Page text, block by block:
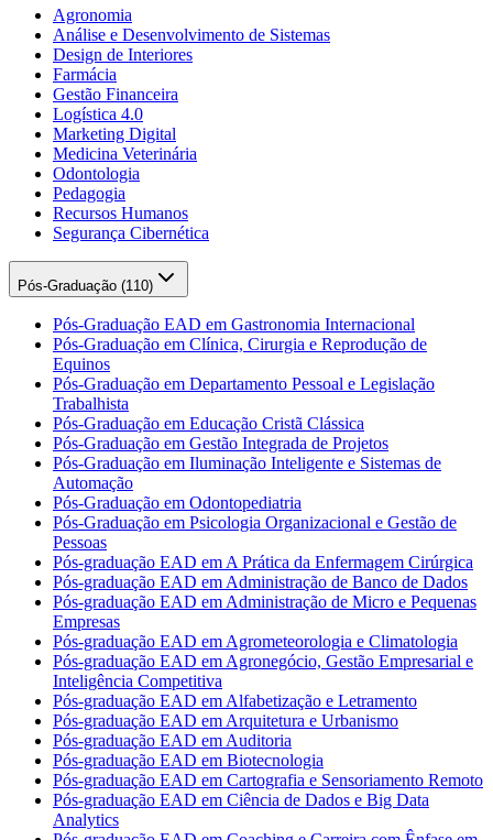
Agronomia
Análise e Desenvolvimento de Sistemas
Design de Interiores
Farmácia
Gestão Financeira
Logística 4.0
Marketing Digital
Medicina Veterinária
Odontologia
Pedagogia
Recursos Humanos
Segurança Cibernética
Pós-Graduação (110)
Pós-Graduação EAD em Gastronomia Internacional
Pós-Graduação em Clínica, Cirurgia e Reprodução de
Equinos
Pós-Graduação em Departamento Pessoal e Legislação
Trabalhista
Pós-Graduação em Educação Cristã Clássica
Pós-Graduação em Gestão Integrada de Projetos
Pós-Graduação em Iluminação Inteligente e Sistemas de
Automação
Pós-Graduação em Odontopediatria
Pós-Graduação em Psicologia Organizacional e Gestão de
Pessoas
Pós-graduação EAD em A Prática da Enfermagem Cirúrgica
Pós-graduação EAD em Administração de Banco de Dados
Pós-graduação EAD em Administração de Micro e Pequenas
Empresas
Pós-graduação EAD em Agrometeorologia e Climatologia
Pós-graduação EAD em Agronegócio, Gestão Empresarial e
Inteligência Competitiva
Pós-graduação EAD em Alfabetização e Letramento
Pós-graduação EAD em Arquitetura e Urbanismo
Pós-graduação EAD em Auditoria
Pós-graduação EAD em Biotecnologia
Pós-graduação EAD em Cartografia e Sensoriamento Remoto
Pós-graduação EAD em Ciência de Dados e Big Data
Analytics